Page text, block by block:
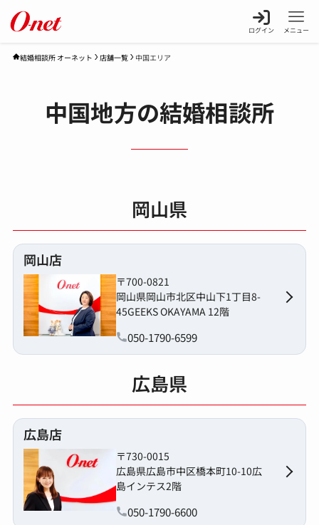
ログイン メニュー
結婚相談所 オーネット 店舗一覧 中国エリア
中国地方の結婚相談所
岡山県
岡山店
〒700-0821
岡山県岡山市北区中山下1丁目8-
45GEEKS OKAYAMA 12階
050-1790-6599
広島県
広島店
〒730-0015
広島県広島市中区橋本町10-10広
島インテス2階
050-1790-6600